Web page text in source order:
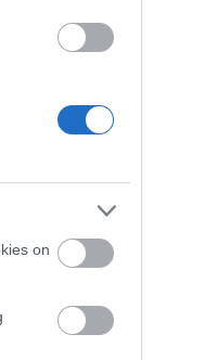
on
sort
Legújabb Helló, Pajti
Stoppos
Rider:
Michael
akinek a
Amikor